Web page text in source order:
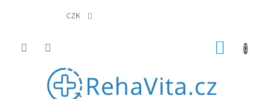
CZK